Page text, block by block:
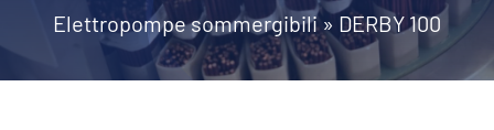
Chi siamo
Elettropompe sommergibili» DERBY 100